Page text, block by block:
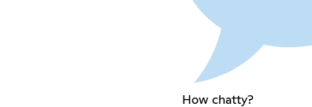
How chatty?